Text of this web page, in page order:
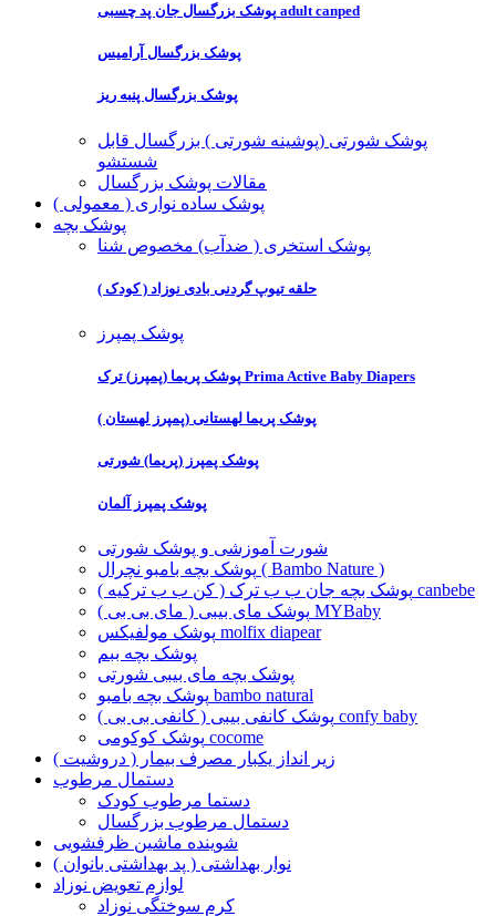
پوشک بزرگسال جان پد چسبی adult canped
پوشک بزرگسال آرامیس
پوشک بزرگسال پنبه ریز
پوشک شورتی (پوشینه شورتی ) بزرگسال قابل
شستشو
مقالات پوشک بزرگسال
پوشک ساده نواری ( معمولی )
پوشک بچه
پوشک استخری ( ضدآب) مخصوص شنا
حلقه تیوپ گردنی بادی نوزاد ( کودک )
پوشک پمپرز
پوشک پریما (پمپرز) ترک Prima Active Baby Diapers
پوشک پریما لهستانی (پمپرز لهستان )
پوشک پمپرز (پریما) شورتی
پوشک پمپرز آلمان
شورت آموزشی و پوشک شورتی
پوشک بچه بامبو نچرال ( Bambo Nature )
پوشک بچه جان ب ب ترک ( کن ب ب ترکیه ) canbebe
پوشک مای بیبی ( مای بی بی ) MYBaby
پوشک مولفیکس molfix diapear
پوشک بچه ببم
پوشک بچه مای بیبی شورتی
پوشک بچه بامبو bambo natural
پوشک کانفی بیبی ( کانفی بی بی ) confy baby
پوشک کوکومی cocome
زیر انداز یکبار مصرف بیمار ( دروشیت )
دستمال مرطوب
دستما مرطوب کودک
دستمال مرطوب بزرگسال
شوینده ماشین ظرفشویی
نوار بهداشتی ( پد بهداشتی بانوان )
لوازم تعویض نوزاد
کرم سوختگی نوزاد